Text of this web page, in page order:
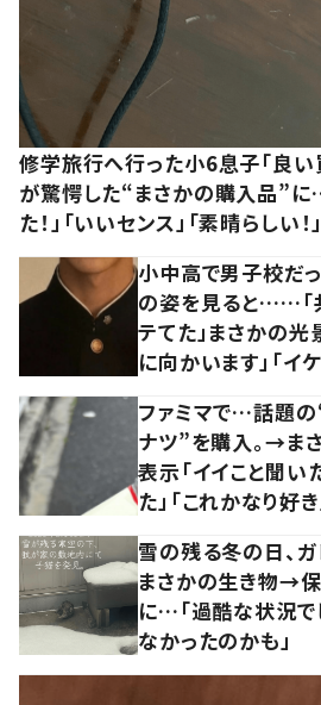
修学旅行へ行った小6息子「良い
が驚愕した“まさかの購入品”
た！」「いいセンス」「素晴らしい！」
小中高で男子校だ
の姿を見ると……「
テてた」まさかの光
に向かいます」「イ
ファミマで…話題の
ナツ”を購入。→ま
表示「イイこと聞い
た」「これかなり好き
雪の残る冬の日、
まさかの生き物→
に…「過酷な状況で
なかったのかも」